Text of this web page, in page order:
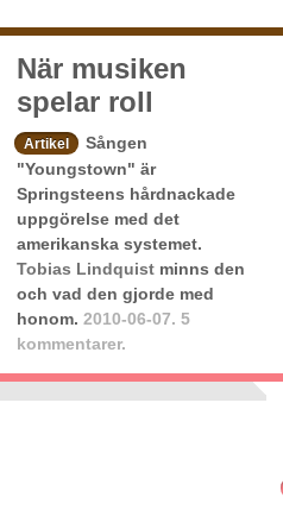
När musiken
spelar roll
Artikel
Sången
"Youngstown" är
Springsteens hårdnackade
uppgörelse med det
amerikanska systemet.
Tobias Lindquist minns den
och vad den gjorde med
honom. 2010-06-07. 5
kommentarer.